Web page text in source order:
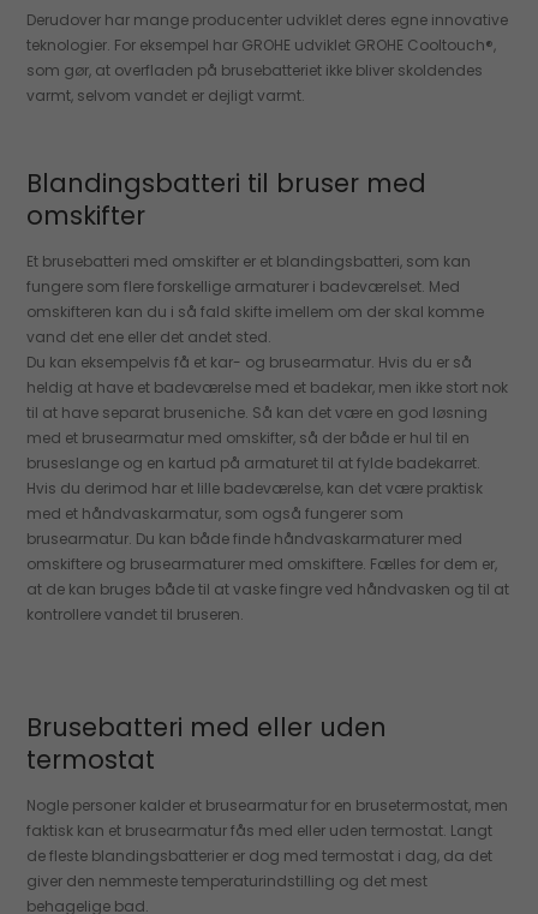
Derudover har mange producenter udviklet deres egne innovative
teknologier. For eksempel har GROHE udviklet GROHE Cooltouch®,
som gør, at overfladen på brusebatteriet ikke bliver skoldendes
varmt, selvom vandet er dejligt varmt.
Blandingsbatteri til bruser med
omskifter
Et brusebatteri med omskifter er et blandingsbatteri, som kan
fungere som flere forskellige armaturer i badeværelset. Med
omskifteren kan du i så fald skifte imellem om der skal komme
vand det ene eller det andet sted.
Du kan eksempelvis få et kar- og brusearmatur. Hvis du er så
heldig at have et badeværelse med et badekar, men ikke stort nok
til at have separat bruseniche. Så kan det være en god løsning
med et brusearmatur med omskifter, så der både er hul til en
bruseslange og en kartud på armaturet til at fylde badekarret.
Hvis du derimod har et lille badeværelse, kan det være praktisk
med et håndvaskarmatur, som også fungerer som
brusearmatur. Du kan både finde håndvaskarmaturer med
omskiftere og brusearmaturer med omskiftere. Fælles for dem er,
at de kan bruges både til at vaske fingre ved håndvasken og til at
kontrollere vandet til bruseren.
Brusebatteri med eller uden
termostat
Nogle personer kalder et brusearmatur for en brusetermostat, men
faktisk kan et brusearmatur fås med eller uden termostat. Langt
de fleste blandingsbatterier er dog med termostat i dag, da det
giver den nemmeste temperaturindstilling og det mest
behagelige bad.